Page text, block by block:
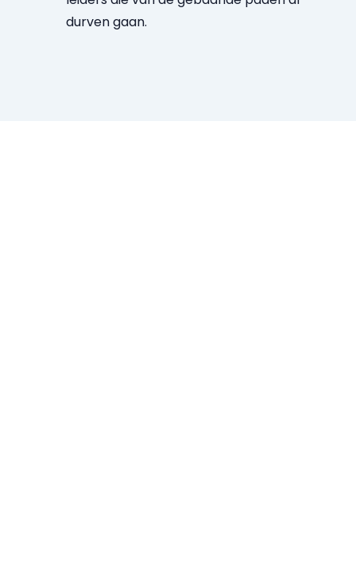
durven gaan.